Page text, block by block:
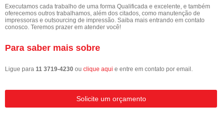
Executamos cada trabalho de uma forma Qualificada e excelente, e também
oferecemos outros trabalhamos, além dos citados, como manutenção de
impressoras e outsourcing de impressão. Saiba mais entrando em contato
conosco. Teremos prazer em atender você!
Para saber mais sobre
Ligue para 11 3719-4230 ou clique aqui e entre em contato por email.
Solicite um orçamento